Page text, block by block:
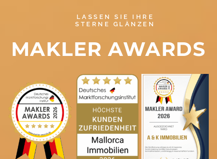
LASSEN SIE IHRE
STERNE GLÄNZEN
MAKLER AWARDS